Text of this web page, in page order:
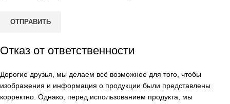
Отказ от ответственности
Дорогие друзья, мы делаем всё возможное для того, чтобы
изображения и информация о продукции были представлены
корректно. Однако, перед использованием продукта, мы